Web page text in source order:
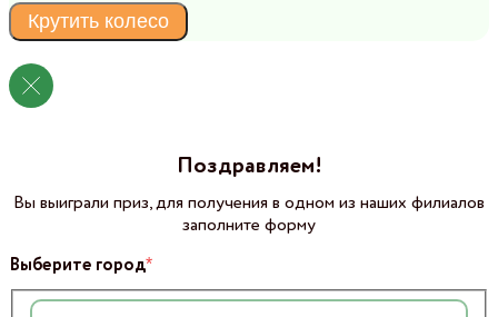
Крутить колесо
Поздравляем!
Вы выиграли приз, для получения в одном из наших филиалов
заполните форму
Выберите город*